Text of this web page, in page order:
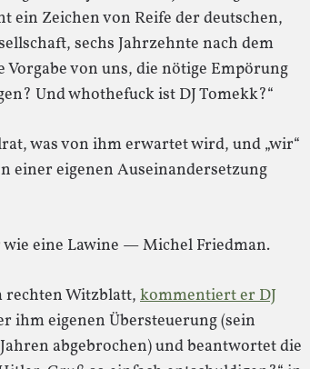
ein Zeichen von Reife der deutschen,
sechs Jahrzehnte nach dem
von uns, die nötige Empörung
Und whothefuck ist DJ Tomekk?“
was von ihm erwartet wird, und „wir“
einer eigenen Auseinandersetzung
eine Lawine — Michel Friedman.
rechten Witzblatt, kommentiert er DJ
ihm eigenen Übersteuerung (sein
abgebrochen) und beantwortet die